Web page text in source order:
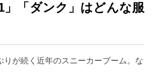
」「ダンク」はどんな服
りが続く近年のスニーカーブーム。な